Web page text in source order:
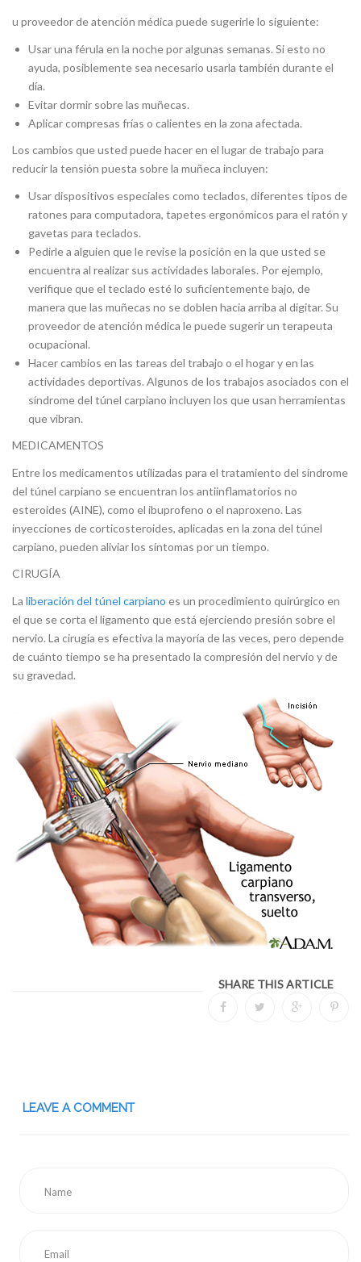
u proveedor de atención médica puede sugerirle lo siguiente:
Usar una férula en la noche por algunas semanas. Si esto no
ayuda, posiblemente sea necesario usarla también durante el
día.
Evitar dormir sobre las muñecas.
Aplicar compresas frías o calientes en la zona afectada.
Los cambios que usted puede hacer en el lugar de trabajo para
reducir la tensión puesta sobre la muñeca incluyen:
Usar dispositivos especiales como teclados, diferentes tipos de
ratones para computadora, tapetes ergonómicos para el ratón y
gavetas para teclados.
Pedirle a alguien que le revise la posición en la que usted se
encuentra al realizar sus actividades laborales. Por ejemplo,
verifique que el teclado esté lo suficientemente bajo, de
manera que las muñecas no se doblen hacia arriba al digitar. Su
proveedor de atención médica le puede sugerir un terapeuta
ocupacional.
Hacer cambios en las tareas del trabajo o el hogar y en las
actividades deportivas. Algunos de los trabajos asociados con el
síndrome del túnel carpiano incluyen los que usan herramientas
que vibran.
MEDICAMENTOS
Entre los medicamentos utilizadas para el tratamiento del síndrome
del túnel carpiano se encuentran los antiinflamatorios no
esteroides (AINE), como el ibuprofeno o el naproxeno. Las
inyecciones de corticosteroides, aplicadas en la zona del túnel
carpiano, pueden aliviar los síntomas por un tiempo.
CIRUGÍA
La liberación del túnel carpiano es un procedimiento quirúrgico en
el que se corta el ligamento que está ejerciendo presión sobre el
nervio. La cirugía es efectiva la mayoría de las veces, pero depende
de cuánto tiempo se ha presentado la compresión del nervio y de
su gravedad.
SHARE THIS ARTICLE
LEAVE A COMMENT